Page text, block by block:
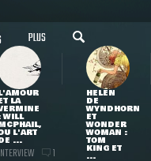
PLUS
LA
WILL
L'ART
...
1
HELEN
DE
WYNDHORN
ET
WONDER
WOMAN :
TOM
KING ET
...